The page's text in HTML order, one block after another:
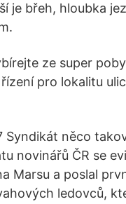
je břeh, hloubka
ze super
pro lokalitu
něco
novinářů ČR se
Marsu a poslal
ledovců,